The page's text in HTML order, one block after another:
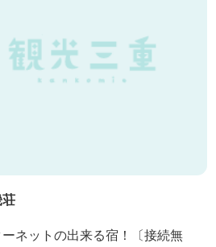
ネットの出来る宿！〔接続無